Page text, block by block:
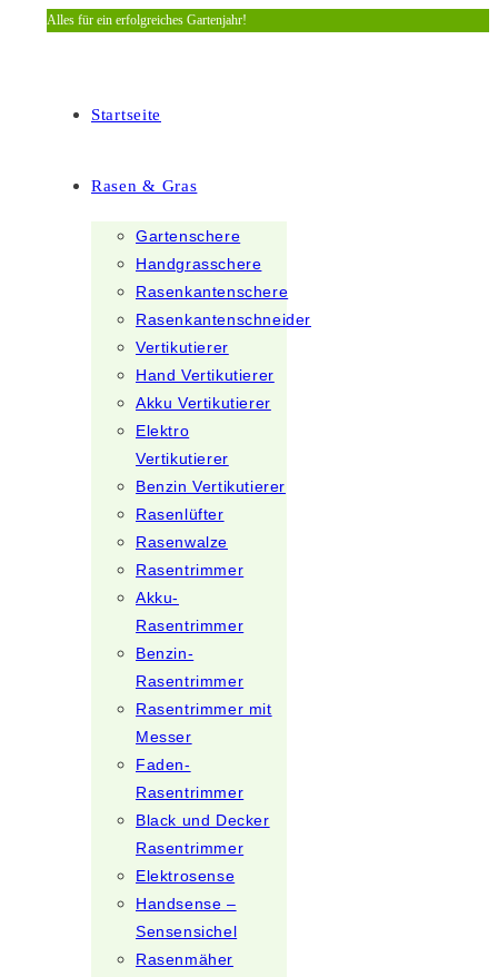
Zum
Alles für ein erfolgreiches Gartenjahr!
Startseite
Rasen & Gras
Gartenschere
Handgrasschere
Rasenkantenschere
Rasenkantenschneider
Vertikutierer
Hand Vertikutierer
Akku Vertikutierer
Elektro
Vertikutierer
Benzin Vertikutierer
Rasenlüfter
Rasenwalze
Rasentrimmer
Akku-
Rasentrimmer
Benzin-
Rasentrimmer
Rasentrimmer mit
Messer
Faden-
Rasentrimmer
Black und Decker
Rasentrimmer
Elektrosense
Handsense –
Sensensichel
Rasenmäher